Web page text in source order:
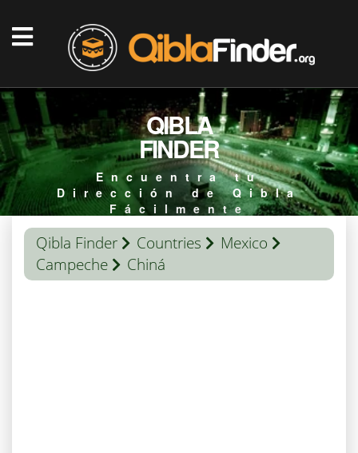
QIBLA
FINDER
Encuentra tu
Dirección de Qibla
Fácilmente
Qibla Finder Countries
Mexico
Campeche
Chiná